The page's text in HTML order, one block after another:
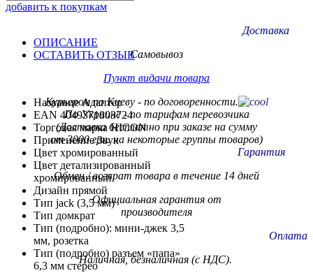
добавить к покупкам
Доставка
Самовывоз
Пункт видачи товара
Курьером по Киеву - по договоренности.
По Украине - по тарифам перевозчика
(Доставка бесплатно при заказе на сумму
от 3000 грн. на некоторые группы товаров)
Гарантия
Обмен / возврат товара в течение 14 дней
Официальная гарантия от
производителя
Оплата
Наличная, безналичная (с НДС).
ОПИСАНИЕ
ОСТАВИТЬ ОТЗЫВ
Название Адаптер
EAN 4049371803724
Торговая марка HICON
Применение Звук
Цвет хромированный
Цвет детализированный
хромированный
Дизайн прямой
Тип jack (3,5 мм)
Тип домкрат
Тип (подробно): мини-джек 3,5
мм, розетка
Тип (подробно) разъем «папа»
6,3 мм стерео